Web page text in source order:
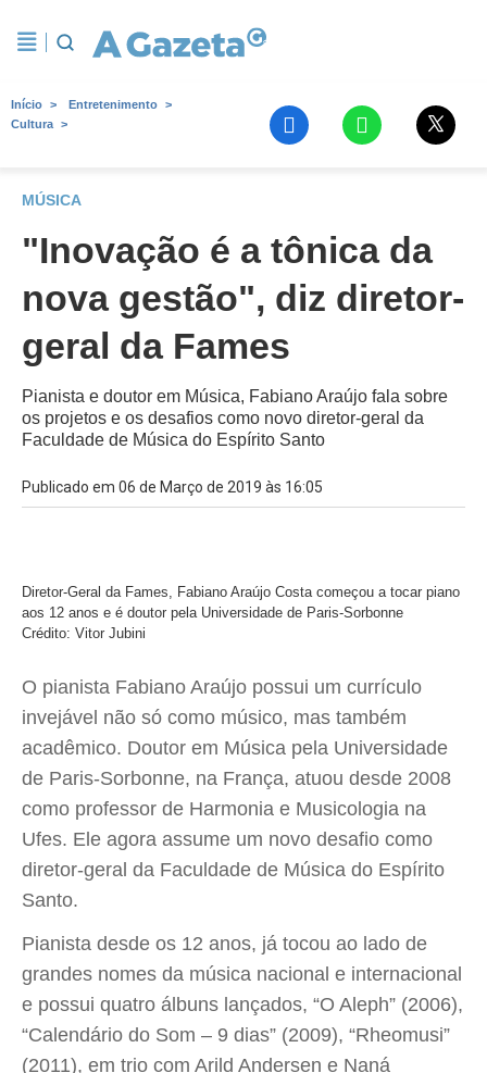
Início
Entretenimento
Cultura
MÚSICA
"Inovação é a tônica da
nova gestão", diz diretor-
geral da Fames
Pianista e doutor em Música, Fabiano Araújo fala sobre
os projetos e os desafios como novo diretor-geral da
Faculdade de Música do Espírito Santo
Publicado em 06 de Março de 2019 às 16:05
Diretor-Geral da Fames, Fabiano Araújo Costa começou a tocar piano
aos 12 anos e é doutor pela Universidade de Paris-Sorbonne
Crédito: Vitor Jubini
O pianista Fabiano Araújo possui um currículo
invejável não só como músico, mas também
acadêmico. Doutor em Música pela Universidade
de Paris-Sorbonne, na França, atuou desde 2008
como professor de Harmonia e Musicologia na
Ufes. Ele agora assume um novo desafio como
diretor-geral da Faculdade de Música do Espírito
Santo.
Pianista desde os 12 anos, já tocou ao lado de
grandes nomes da música nacional e internacional
e possui quatro álbuns lançados, “O Aleph” (2006),
“Calendário do Som – 9 dias” (2009), “Rheomusi”
(2011), em trio com Arild Andersen e Naná